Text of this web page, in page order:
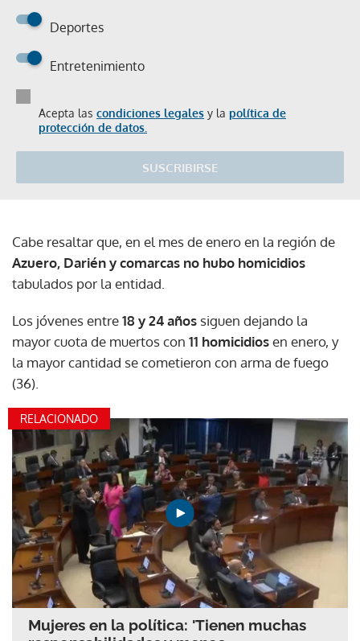
Deportes
Entretenimiento
Acepta las condiciones legales y la política de
protección de datos.
SUSCRIBIRSE
Cabe resaltar que, en el mes de enero en la región de
Azuero, Darién y comarcas no hubo homicidios
tabulados por la entidad.
Los jóvenes entre18 y 24 años siguen dejando la
mayor cuota de muertos con 11 homicidiosen enero, y
la mayor cantidad se cometieron con arma de fuego
(36).
RELACIONADO
Mujeres en la política: 'Tienen muchas